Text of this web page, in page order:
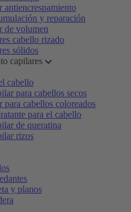
y reparación
de volumen
cabello rizado
sólidos
capilares
cabello
para cabellos secos
cabellos coloreados
para el cabello
de queratina
rizos
y planos